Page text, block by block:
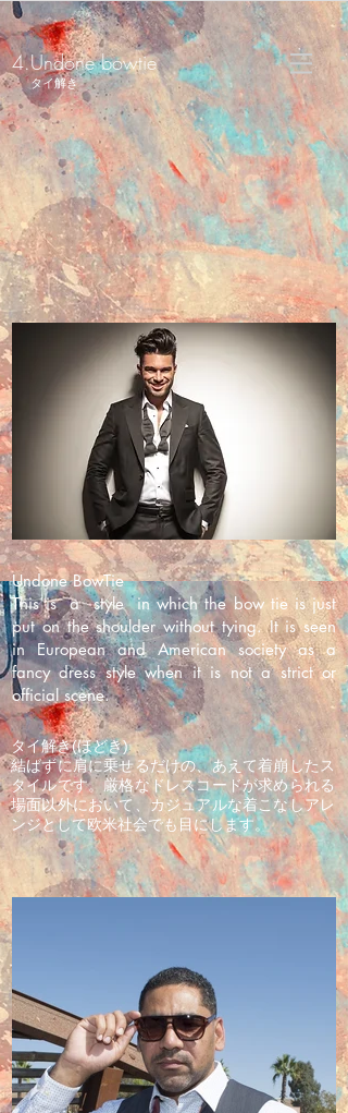
4.Undone bowtie
タイ解き
Undone BowTie
This is a style in which the bow tie is just
put on the shoulder without tying. It is seen
in European and American society as a
fancy dress style when it is not a strict or
official scene.
タイ解き(ほどき)
結ばずに肩に乗せるだけの、あえて着崩したス
タイルです。厳格なドレスコードが求められる
場面以外において、カジュアルな着こなしアレ
ンジとして欧米社会でも目にします。